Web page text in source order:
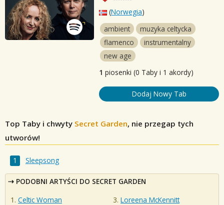
(Norwegia)
ambient
muzyka celtycka
flamenco
instrumentalny
new age
1 piosenki (0 Taby i 1 akordy)
Dodaj Nowy Tab
Top Taby i chwyty Secret Garden, nie przegap tych
utworów!
Sleepsong
PODOBNI ARTYŚCI DO SECRET GARDEN
Celtic Woman
Loreena McKennitt